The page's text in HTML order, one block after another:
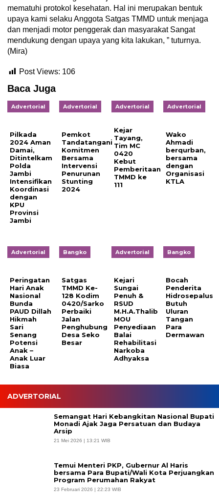
mematuhi protokol kesehatan. Hal ini merupakan bentuk
upaya kami selaku Anggota Satgas TMMD untuk menjaga
dan menjadi motor penggerak dan masyarakat Sangat
mendukung dengan upaya yang kita lakukan, ” tuturnya.
(Mira)
Post Views: 106
Baca Juga
Advertorial
Pilkada
2024 Aman
Damai,
Ditintelkam
Polda
Jambi
Intensifikan
Koordinasi
dengan
KPU
Provinsi
Jambi
Advertorial
Pemkot
Tandatangani
Komitmen
Bersama
Intervensi
Penurunan
Stunting
2024
Advertorial
Kejar
Tayang,
Tim MC
0420
Kebut
Pemberitaan
TMMD ke
111
Advertorial
Wako
Ahmadi
berqurban,
bersama
dengan
Organisasi
KTLA
Advertorial
Peringatan
Hari Anak
Nasional
Bunda
PAUD Dillah
Hikmah
Sari
Senang
Potensi
Anak –
Anak Luar
Biasa
Bangko
Satgas
TMMD Ke-
128 Kodim
0420/Sarko
Perbaiki
Jalan
Penghubung
Desa Seko
Besar
Advertorial
Kejari
Sungai
Penuh &
RSUD
M.H.A.Thalib
MOU
Penyediaan
Balai
Rehabilitasi
Narkoba
Adhyaksa
Bangko
Bocah
Penderita
Hidrosepalus
Butuh
Uluran
Tangan
Para
Dermawan
ADVERTORIAL
Semangat Hari Kebangkitan Nasional Bupati
Monadi Ajak Jaga Persatuan dan Budaya
Arsip
21 Mei 2026 | 13:21 WIB
Temui Menteri PKP, Gubernur Al Haris
bersama Para Bupati/Wali Kota Perjuangkan
Program Perumahan Rakyat
23 Februari 2026 | 22:23 WIB